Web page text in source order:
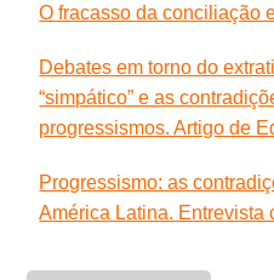
O fracasso da conciliação
Debates em torno do
“simpático” e as
progressismos. Artigo de
Progressismo: as
América Latina. Entrevista